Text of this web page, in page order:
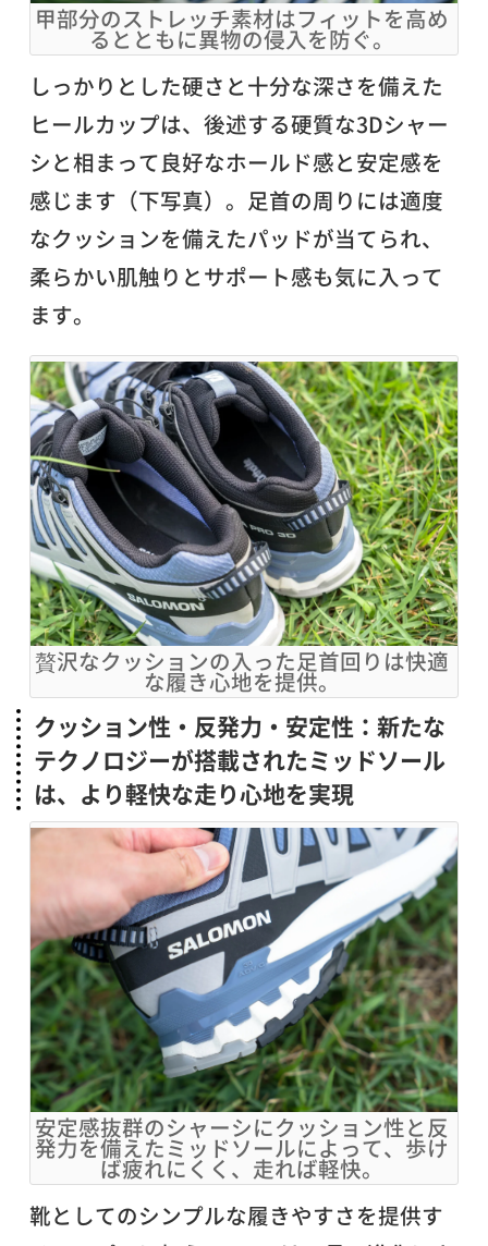
甲部分のストレッチ素材はフィットを高め
るとともに異物の侵入を防ぐ。
しっかりとした硬さと十分な深さを備えた
ヒールカップは、後述する硬質な3Dシャー
シと相まって良好なホールド感と安定感を
感じます（下写真）。足首の周りには適度
なクッションを備えたパッドが当てられ、
柔らかい肌触りとサポート感も気に入って
ます。
贅沢なクッションの入った足首回りは快適
な履き心地を提供。
クッション性・反発力・安定性：新たな
テクノロジーが搭載されたミッドソール
は、より軽快な走り心地を実現
安定感抜群のシャーシにクッション性と反
発力を備えたミッドソールによって、歩け
ば疲れにくく、走れば軽快。
靴としてのシンプルな履きやすさを提供す